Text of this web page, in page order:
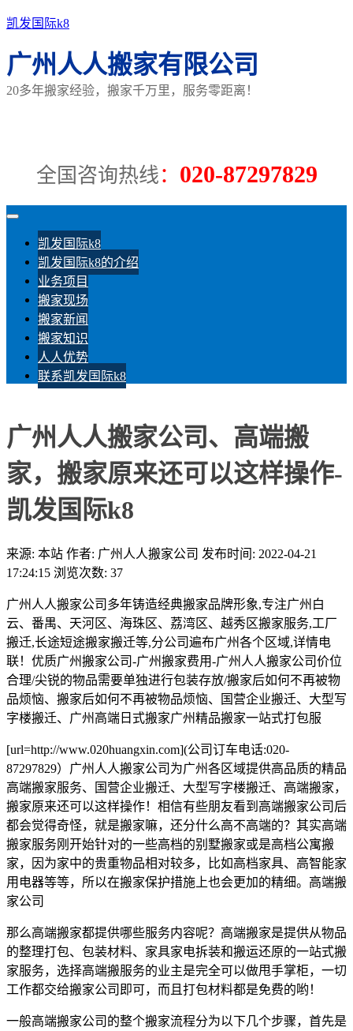
凯发国际k8
广州人人搬家有限公司
20多年搬家经验，搬家千万里，服务零距离！
全国咨询热线： 020-87297829
凯发国际k8
凯发国际k8的介绍
业务项目
搬家现场
搬家新闻
搬家知识
人人优势
联系凯发国际k8
广州人人搬家公司、高端搬
家，搬家原来还可以这样操作-
凯发国际k8
来源: 本站 作者: 广州人人搬家公司 发布时间: 2022-04-21
17:24:15 浏览次数: 37
广州人人搬家公司多年铸造经典搬家品牌形象,专注广州白
云、番禺、天河区、海珠区、荔湾区、越秀区搬家服务,工厂
搬迁,长途短途搬家搬迁等,分公司遍布广州各个区域,详情电
联！优质广州搬家公司-广州搬家费用-广州人人搬家公司价位
合理/尖锐的物品需要单独进行包装存放/搬家后如何不再被物
品烦恼、搬家后如何不再被物品烦恼、国营企业搬迁、大型写
字楼搬迁、广州高端日式搬家广州精品搬家一站式打包服
[url=http://www.020huangxin.com](公司订车电话:020-
87297829）广州人人搬家公司为广州各区域提供高品质的精品
高端搬家服务、国营企业搬迁、大型写字楼搬迁、高端搬家，
搬家原来还可以这样操作！相信有些朋友看到高端搬家公司后
都会觉得奇怪，就是搬家嘛，还分什么高不高端的？其实高端
搬家服务刚开始针对的一些高档的别墅搬家或是高档公寓搬
家，因为家中的贵重物品相对较多，比如高档家具、高智能家
用电器等等，所以在搬家保护措施上也会更加的精细。高端搬
家公司
那么高端搬家都提供哪些服务内容呢？高端搬家是提供从物品
的整理打包、包装材料、家具家电拆装和搬运还原的一站式搬
家服务，选择高端搬服务的业主是完全可以做甩手掌柜，一切
工作都交给搬家公司即可，而且打包材料都是免费的哟！
一般高端搬家公司的整个搬家流程分为以下几个步骤，首先是